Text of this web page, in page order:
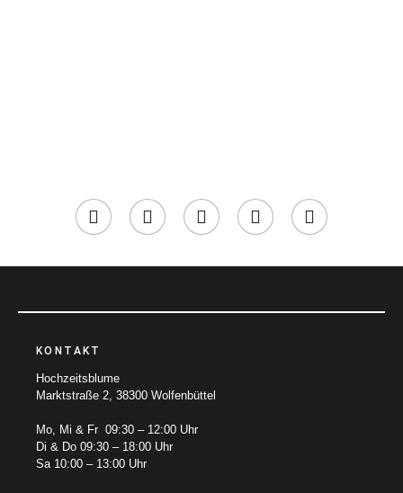
KONTAKT
Hochzeitsblume
Marktstraße 2, 38300 Wolfenbüttel
Mo, Mi & Fr 09:30 – 12:00 Uhr
Di & Do 09:30 – 18:00 Uhr
Sa 10:00 – 13:00 Uhr